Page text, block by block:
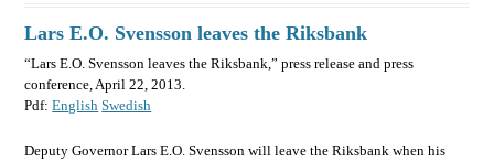
Lars E.O. Svensson leaves the Riksbank
“Lars E.O. Svensson leaves the Riksbank,” press release and press
conference, April 22, 2013.
Pdf:English Swedish
Deputy Governor Lars E.O. Svensson will leave the Riksbank when his